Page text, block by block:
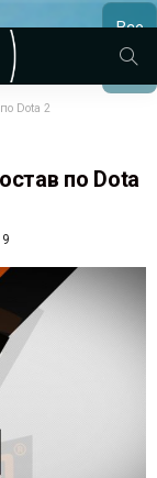
Все
МАТЧИ
Dota 2
по Dota